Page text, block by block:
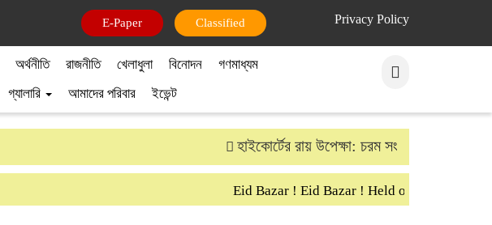
Privacy Policy
E-Paper Classified
অর্থনীতি রাজনীতি খেলাধুলা বিনোদন
গণমাধ্যম
গ্যালারি আমাদের পরিবার ইভেন্ট
হাইকোর্টের রায় উপেক্ষা: চরম সংকটে গ্রামীণ
Eid Bazar ! Eid Bazar ! Held on 30th March